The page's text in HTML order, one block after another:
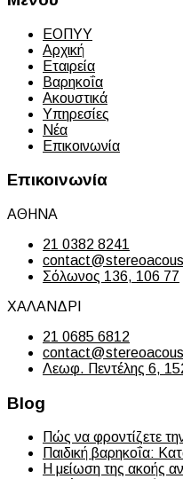
ΕΟΠΥΥ
Αρχική
Εταιρεία
Βαρηκοΐα
Ακουστικά
Υπηρεσίες
Νέα
Επικοινωνία
Επικοινωνία
ΑΘΗΝΑ
21 0382 8241
Σόλωνος 136, 106 77
ΧΑΛΑΝΔΡΙ
21 0685 6812
Λεωφ. Πεντέλης 6,
Blog
Πώς να φροντίζετε
Παιδική βαρηκοΐα:
Η μείωση της ακοής